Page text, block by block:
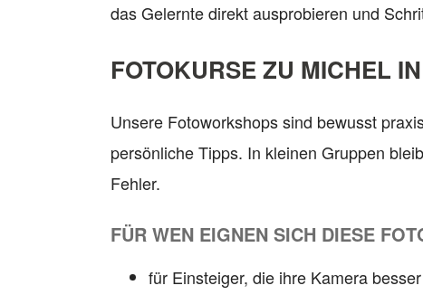
das Gelernte direkt ausprobieren und
FOTOKURSE ZU MICHEL
Unsere Fotoworkshops sind bewusst
persönliche Tipps. In kleinen Gruppen
Fehler.
FÜR WEN EIGNEN SICH DIESE
für Einsteiger, die ihre Kamera